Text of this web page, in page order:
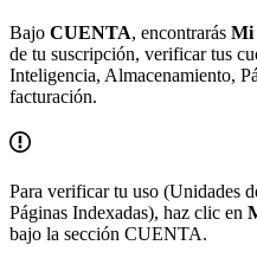
Bajo CUENTA, encontrarás Mi
de tu suscripción, verificar tus
Inteligencia, Almacenamiento,
facturación.
Para verificar tu uso (Unidades
Páginas Indexadas), haz clic en
bajo la sección CUENTA.